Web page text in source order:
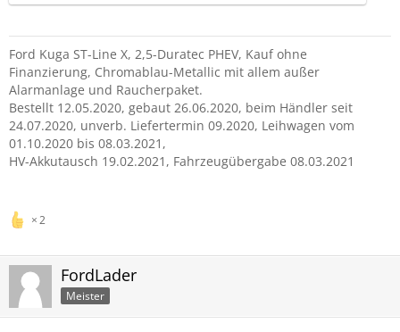
Ford Kuga ST-Line X, 2,5-Duratec PHEV, Kauf ohne
Finanzierung, Chromablau-Metallic mit allem außer
Alarmanlage und Raucherpaket.
Bestellt 12.05.2020, gebaut 26.06.2020, beim Händler seit
24.07.2020, unverb. Liefertermin 09.2020, Leihwagen vom
01.10.2020 bis 08.03.2021,
HV-Akkutausch 19.02.2021, Fahrzeugübergabe 08.03.2021
2
FordLader
Meister